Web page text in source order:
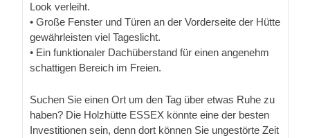
Look verleiht.
• Große Fenster und Türen an der Vorderseite der Hütte
gewährleisten viel Tageslicht.
• Ein funktionaler Dachüberstand für einen angenehm
schattigen Bereich im Freien.
Suchen Sie einen Ort um den Tag über etwas Ruhe zu
haben? Die Holzhütte ESSEX könnte eine der besten
Investitionen sein, denn dort können Sie ungestörte Zeit